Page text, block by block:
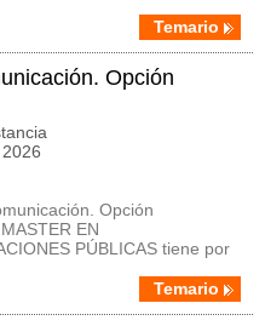
Temario
Opción
Opción
EN
PÚBLICAS tiene por
Temario